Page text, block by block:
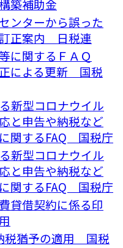
築補助金
ンターから誤った
正案内 日税連
に関するＦＡＱ
による更新 国税
新型コロナウイル
と申告や納税など
関するFAQ 国税庁
新型コロナウイル
と申告や納税など
関するFAQ 国税庁
貸借契約に係る印
税猶予の適用 国税